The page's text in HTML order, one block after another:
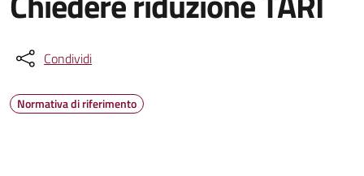
Condividi
Normativa di riferimento